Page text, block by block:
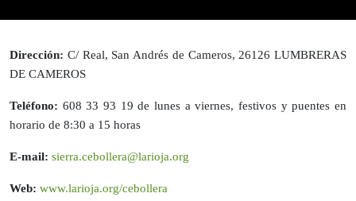
Dirección: C/ Real, San Andrés de Cameros, 26126 LUMBRERAS
DE CAMEROS
Teléfono: 608 33 93 19 de lunes a viernes, festivos y puentes en
horario de 8:30 a 15 horas
E-mail: sierra.cebollera@larioja.org
Web: www.larioja.org/cebollera